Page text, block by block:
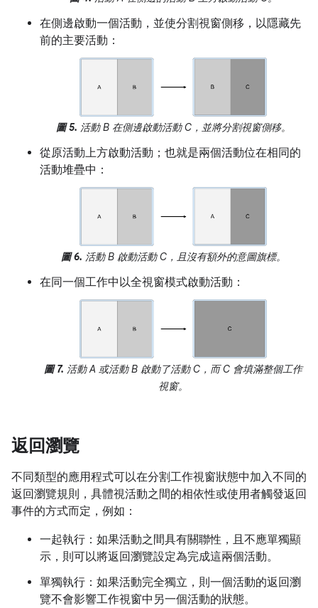
在側邊啟動一個活動，並使分割視窗側移，以隱藏先
前的主要活動：
圖 5. 活動 B 在側邊啟動活動 C，並將分割視窗側移。
從原活動上方啟動活動；也就是兩個活動位在相同的
活動堆疊中：
圖 6. 活動 B 啟動活動 C，且沒有額外的意圖旗標。
在同一個工作中以全視窗模式啟動活動：
圖 7. 活動 A 或活動 B 啟動了活動 C，而 C 會填滿整個工作
視窗。
返回瀏覽
不同類型的應用程式可以在分割工作視窗狀態中加入不同的
返回瀏覽規則，具體視活動之間的相依性或使用者觸發返回
事件的方式而定，例如：
一起執行：如果活動之間具有關聯性，且不應單獨顯
示，則可以將返回瀏覽設定為完成這兩個活動。
單獨執行：如果活動完全獨立，則一個活動的返回瀏
覽不會影響工作視窗中另一個活動的狀態。